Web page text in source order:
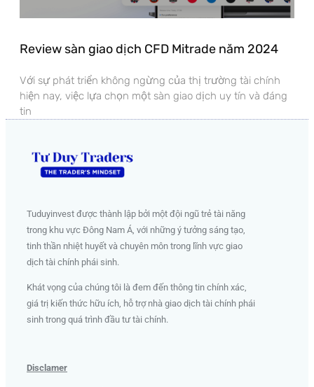
Review sàn giao dịch CFD Mitrade năm 2024
Với sự phát triển không ngừng của thị trường tài chính
hiện nay, việc lựa chọn một sàn giao dịch uy tín và đáng
tin
Tuduyinvest được thành lập bởi một đội ngũ trẻ tài năng
trong khu vực Đông Nam Á, với những ý tưởng sáng tạo,
tinh thần nhiệt huyết và chuyên môn trong lĩnh vực giao
dịch tài chính phái sinh.
Khát vọng của chúng tôi là đem đến thông tin chính xác,
giá trị kiến thức hữu ích, hỗ trợ nhà giao dịch tài chính phái
sinh trong quá trình đầu tư tài chính.
Disclamer